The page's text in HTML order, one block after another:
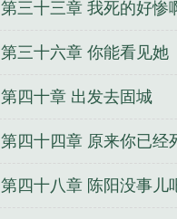
第三十三章 我死的好惨
第三十六章 你能看见她
第四十章 出发去固城
第四十四章 原来你已经
第四十八章 陈阳没事儿